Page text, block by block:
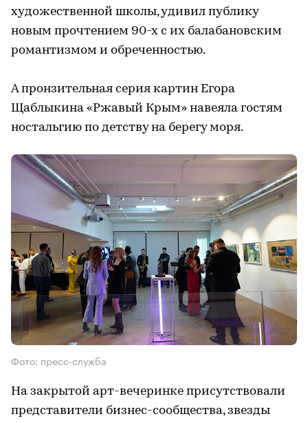
художественной школы, удивил публику
новым прочтением 90-х с их балабановским
романтизмом и обреченностью.
А пронзительная серия картин Егора
Щаблыкина «Ржавый Крым» навеяла гостям
ностальгию по детству на берегу моря.
Фото: пресс-служба
На закрытой арт-вечеринке присутствовали
представители бизнес-сообщества, звезды